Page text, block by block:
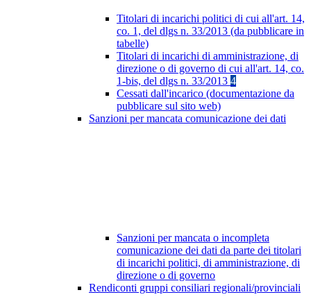
Titolari di incarichi politici di cui all'art. 14,
co. 1, del dlgs n. 33/2013 (da pubblicare in
tabelle)
Titolari di incarichi di amministrazione, di
direzione o di governo di cui all'art. 14, co.
1-bis, del dlgs n. 33/2013 4
Cessati dall'incarico (documentazione da
pubblicare sul sito web)
Sanzioni per mancata comunicazione dei dati
Sanzioni per mancata o incompleta
comunicazione dei dati da parte dei titolari
di incarichi politici, di amministrazione, di
direzione o di governo
Rendiconti gruppi consiliari regionali/provinciali